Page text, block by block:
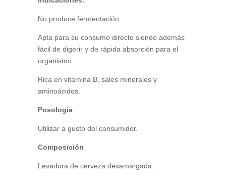
No produce fermentación.
Apta para su consumo directo siendo además
fácil de digerir y de rápida absorción para el
organismo.
Rica en vitamina B, sales minerales y
aminoácidos.
Posología:
Utilizar a gusto del consumidor.
Composición
Levadura de cerveza desamargada.